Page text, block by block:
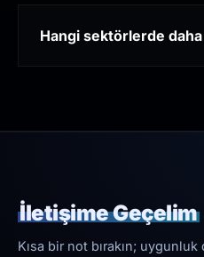
Hangi sektörlerde
İletişime Geçelim
Kısa bir not bırakın;